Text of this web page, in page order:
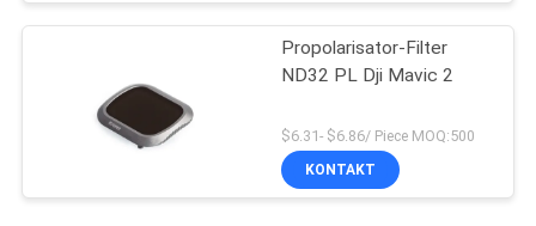
Propolarisator-Filter
ND32 PL Dji Mavic 2
$6.31- $6.86/ Piece MOQ:500
KONTAKT